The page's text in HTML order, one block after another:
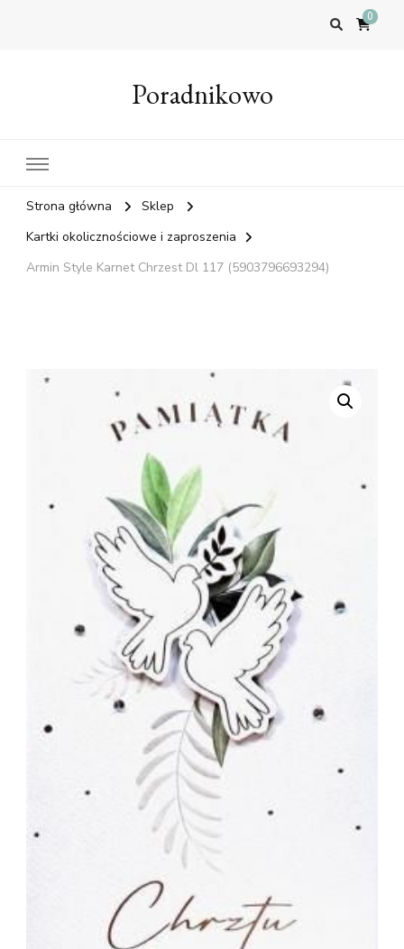
0
Poradnikowo
Strona główna
Sklep
Kartki okolicznościowe i zaproszenia
Armin Style Karnet Chrzest Dl 117 (5903796693294)